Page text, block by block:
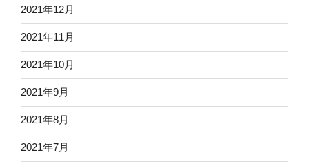
2021年12月
2021年11月
2021年10月
2021年9月
2021年8月
2021年7月